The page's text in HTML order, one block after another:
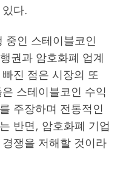
다.
중인 스테이블코인
권과 암호화폐 업계
진 점은 시장의 또
스테이블코인 수익
주장하며 전통적인
반면, 암호화폐 기업
쟁을 저해할 것이라